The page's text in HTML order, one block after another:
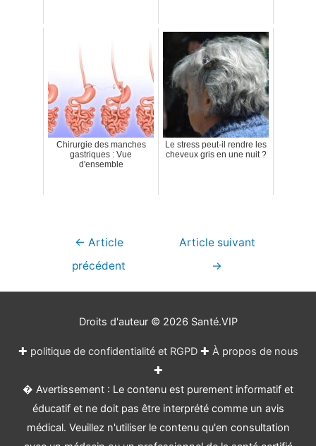
Chirurgie des manches
gastriques : Vue
d'ensemble
Le stress peut-il rendre les
cheveux gris en une nuit ?
Navigation
← Article
précédent
Article suivant
→
Droits d'auteur © 2026 Santé.VIP
✚ politique de confidentialité et RGPD✚ À propos de nous
✚
� Avertissement : Le contenu est purement informatif et
éducatif et ne doit pas être interprété comme un avis
médical. Veuillez n'utiliser le contenu qu'en consultation